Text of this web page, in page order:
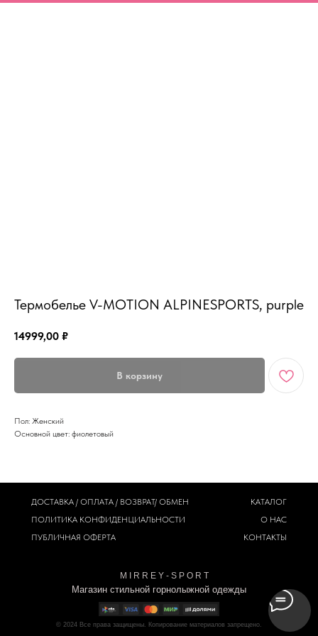
Термобелье V-MOTION ALPINESPORTS, purple
14999,00 ₽
В корзину
Пол: Женский
Основной цвет: фиолетовый
M I R R E Y - S P O R T
Магазин стильной горнолыжной одежды
© 2024 Все права защищены. Копирование материалов запрещено.
ДОСТАВКА / ОПЛАТА / ВОЗВРАТ/ ОБМЕН
ПОЛИТИКА КОНФИДЕНЦИАЛЬНОСТИ
ПУБЛИЧНАЯ ОФЕРТА
КАТАЛОГ
О НАС
КОНТАКТЫ